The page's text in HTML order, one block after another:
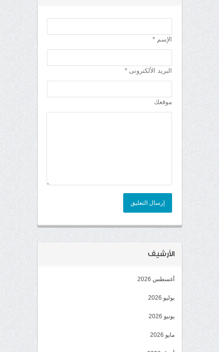
الإسم *
البريد الألكترونى *
موقعك
إرسال التعليق
الأرشيف
أغسطس 2026
يوليو 2026
يونيو 2026
مايو 2026